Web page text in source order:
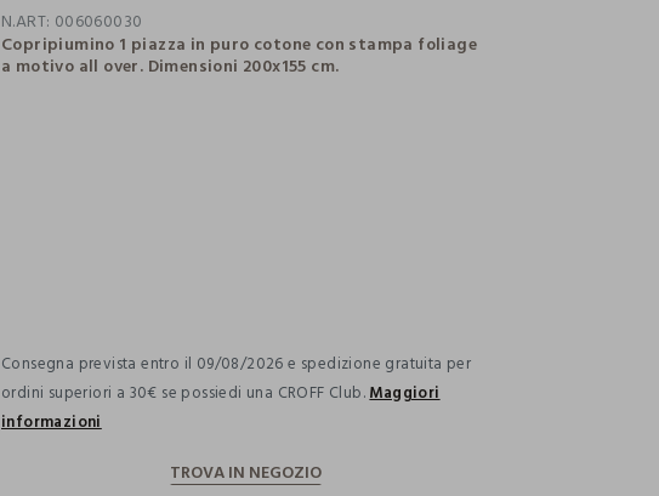
N.ART: 006060030
Copripiumino 1 piazza in puro cotone con stampa foliage
a motivo all over. Dimensioni 200x155 cm.
Consegna prevista entro il 09/08/2026 e spedizione gratuita per
ordini superiori a 30€ se possiedi una CROFF Club.Maggiori
informazioni